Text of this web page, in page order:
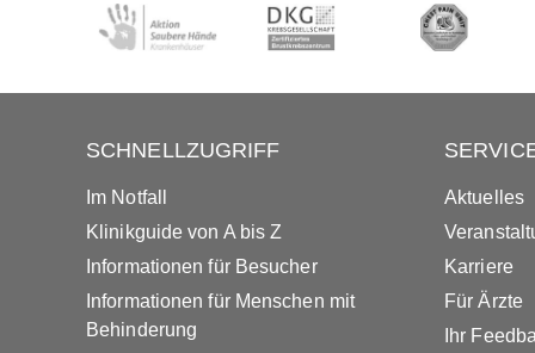
SCHNELLZUGRIFF
Im Notfall
Klinikguide von A bis Z
Informationen für Besucher
Informationen für Menschen mit
Behinderung
Aktuelles
Karriere
Für Ärzte
Ihr